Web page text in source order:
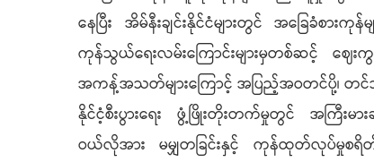
နေပြီး အိမ်နီးချင်းနိုင်ငံများတွင် အခြေခံစာ
ကုန်သွယ်ရေးလမ်းကြောင်းများမှတစ်ဆင့် ဈေး
အကန့်အသတ်များကြောင့် အပြည့်အဝတင်ပို့၊ တ
နိုင်ငံ့စီးပွားရေး ဖွံ့ဖြိုးတိုးတက်မှုတွင် အကြီးမား
ဝယ်လိုအား မမျှတခြင်းနှင့် ကုန်ထုတ်လုပ်မှုစရိတ် မြင့်